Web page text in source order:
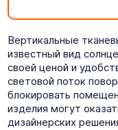
Вертикальные
известный вид
своей ценой и
световой поток
блокировать
изделия могут
дизайнерских